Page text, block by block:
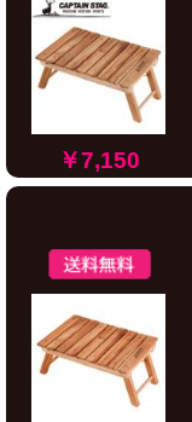
￥7,150